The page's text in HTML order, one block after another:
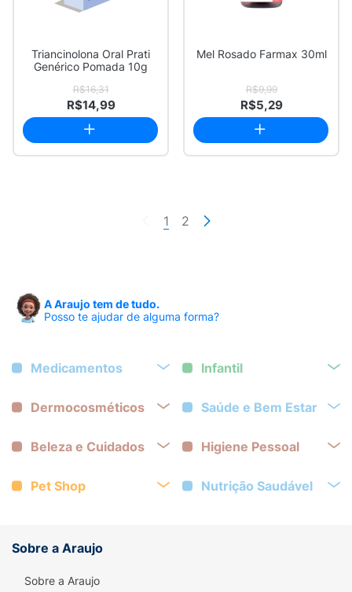
Triancinolona Oral Prati
Genérico Pomada 10g
R$16,31
R$14,99
Mel Rosado Farmax 30ml
R$9,99
R$5,29
1 2
A Araujo tem de tudo.
Posso te ajudar de alguma forma?
Medicamentos Infantil
Dermocosméticos Saúde e Bem Estar
Beleza e Cuidados Higiene Pessoal
Pet Shop Nutrição Saudável
Sobre a Araujo
Sobre a Araujo